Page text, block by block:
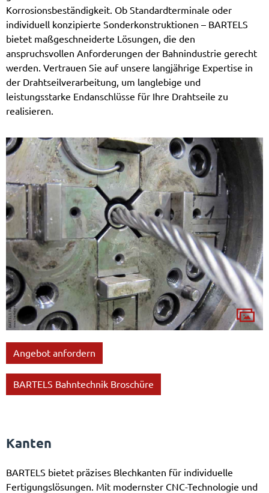
Korrosionsbeständigkeit. Ob Standardterminale oder
individuell konzipierte Sonderkonstruktionen – BARTELS
bietet maßgeschneiderte Lösungen, die den
anspruchsvollen Anforderungen der Bahnindustrie gerecht
werden. Vertrauen Sie auf unsere langjährige Expertise in
der Drahtseilverarbeitung, um langlebige und
leistungsstarke Endanschlüsse für Ihre Drahtseile zu
realisieren.
Angebot anfordern
BARTELS Bahntechnik Broschüre
Kanten
BARTELS bietet präzises Blechkanten für individuelle
Fertigungslösungen. Mit modernster CNC-Technologie und